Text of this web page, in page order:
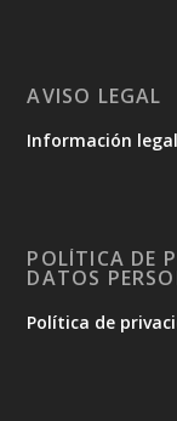
AVISO LEGAL
Información
POLÍTICA DE
DATOS
Política de